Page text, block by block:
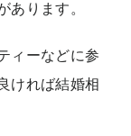
ります。
ィーなどに参
ければ結婚相